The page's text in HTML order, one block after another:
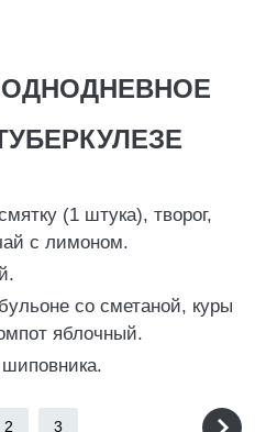
(1 штука), творог,
с лимоном.
со сметаной, куры
яблочный.
2 3